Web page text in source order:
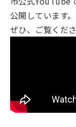
公開しています。
ぜひ、ご覧くださ